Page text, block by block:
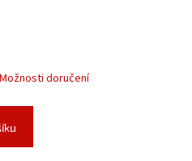
Možnosti doručení